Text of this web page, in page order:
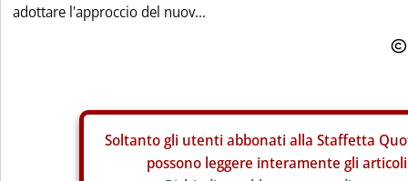
adottare l'approccio del nuov...
Soltanto gli utenti abbonati alla Staffetta
possono leggere interamente gli